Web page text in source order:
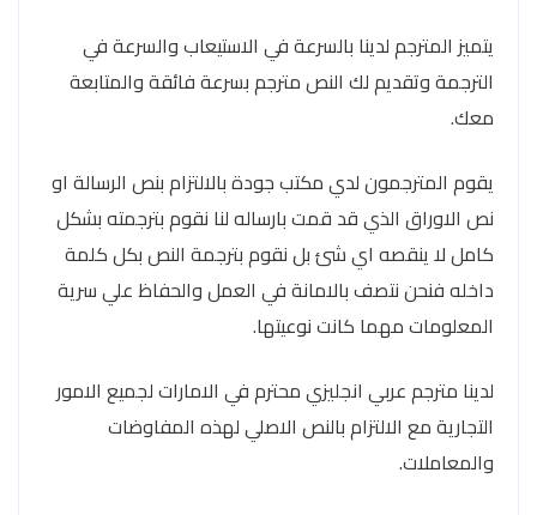
يتميز المترجم لدينا بالسرعة في الاستيعاب والسرعة في
الترجمة وتقديم لك النص مترجم بسرعة فائقة والمتابعة
معك.
يقوم المترجمون لدي مكتب جودة بالالتزام بنص الرسالة او
نص الاوراق الذي قد قمت بارساله لنا نقوم بترجمته بشكل
كامل لا ينقصه اي شئ بل نقوم بترجمة النص بكل كلمة
داخله فنحن نتصف بالامانة في العمل والحفاظ علي سرية
المعلومات مهما كانت نوعيتها.
لدينا مترجم عربي انجليزي محترم في الامارات لجميع الامور
التجارية مع الالتزام بالنص الاصلي لهذه المفاوضات
والمعاملات.